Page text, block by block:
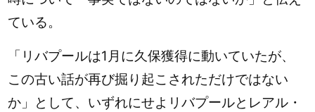
ている。
「リバプールは1月に久保獲得に動いていたが、
この古い話が再び掘り起こされただけではない
か」として、いずれにせよリバプールとレアル・